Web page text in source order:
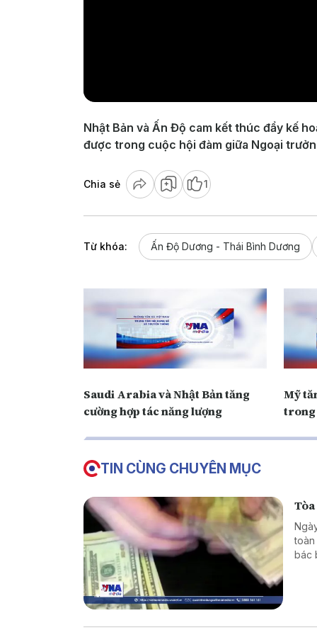
Nhật Bản và Ấn Độ cam kết thúc đẩy kế
được trong cuộc hội đàm giữa Ngoại
Chia sẻ 1
Từ khóa: Ấn Độ Dương - Thái Bình Dương
Saudi Arabia và Nhật Bản tăng
cường hợp tác năng lượng
Mỹ
trong
TIN CÙNG CHUYÊN MỤC
bác